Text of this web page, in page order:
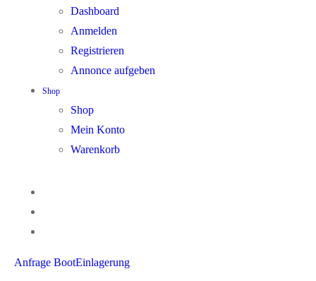
Dashboard
Anmelden
Registrieren
Annonce aufgeben
Shop
Shop
Mein Konto
Warenkorb
Anfrage BootEinlagerung